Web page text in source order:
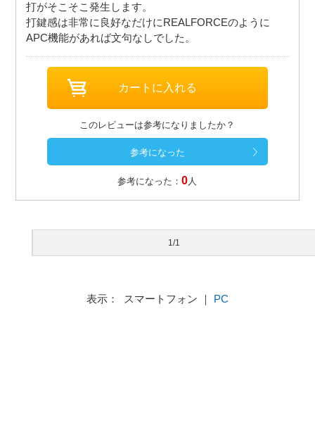
打がそこそこ発生します。
打鍵感は非常に良好なだけにREALFORCEのように
APC機能があれば文句なしでした。
このレビューは参考になりましたか？
参考になった：0 人
1/1
表示： スマートフォン ｜ PC